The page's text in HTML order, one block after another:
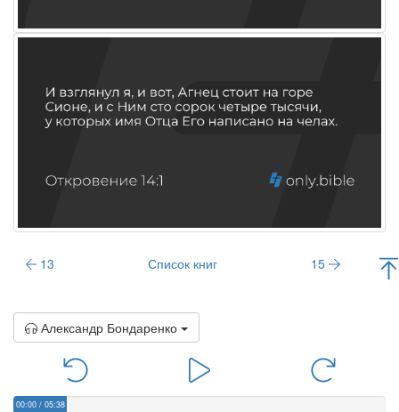
13 Список книг 15
Александр Бондаренко
00:00 / 05:38